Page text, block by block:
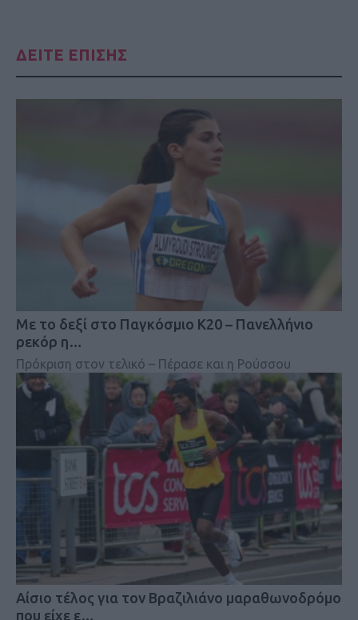
ΔΕΙΤΕ ΕΠΙΣΗΣ
Mε το δεξί στο Παγκόσμιο Κ20 – Πανελλήνιο
ρεκόρ η…
Πρόκριση στον τελικό – Πέρασε και η Ρούσσου
Αίσιο τέλος για τον Βραζιλιάνο μαραθωνοδρόμο
που είχε ε…